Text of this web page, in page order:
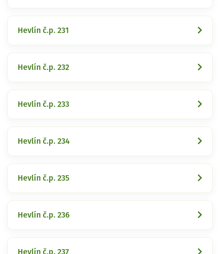
Hevlín č.p. 231
Hevlín č.p. 232
Hevlín č.p. 233
Hevlín č.p. 234
Hevlín č.p. 235
Hevlín č.p. 236
Hevlín č.p. 237